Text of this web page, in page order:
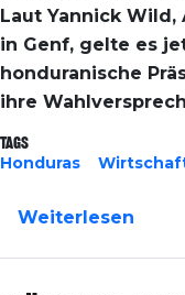
Laut Yannick
in Genf, gelte es
honduranische
ihre
Tags
Honduras
Weiterlesen